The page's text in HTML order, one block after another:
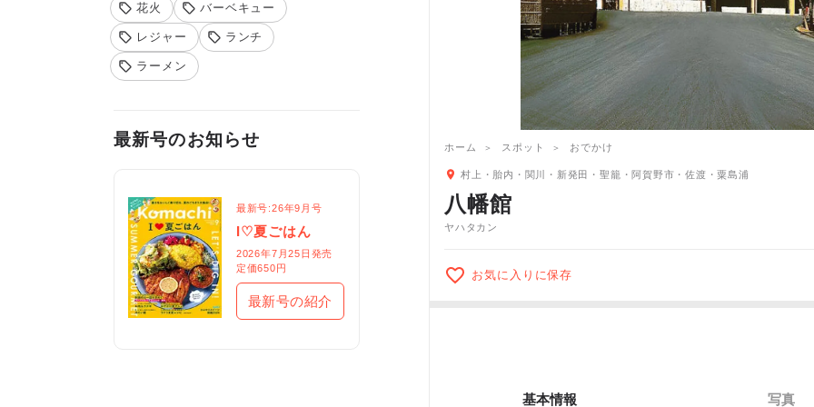
花火 バーベキュー
レジャー ランチ
ラーメン
最新号のお知らせ
最新号:26年9月号
I♡夏ごはん
2026年7月25日発売
定価650円
最新号の紹介
ホーム スポット おでかけ
村上・胎内・関川・新発田・聖籠・阿賀野市・佐渡・粟島浦
八幡館
ヤハタカン
お気に入りに保存
基本情報 写真